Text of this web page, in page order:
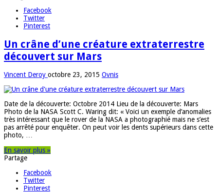
Facebook
Twitter
Pinterest
Un crâne d’une créature extraterrestre
découvert sur Mars
Vincent Deroy octobre 23, 2015 Ovnis
Date de la découverte: Octobre 2014 Lieu de la découverte: Mars
Photo de la NASA Scott C. Waring dit: « Voici un exemple d’anomalies
très intéressant que le rover de la NASA a photographié mais ne s’est
pas arrêté pour enquêter. On peut voir les dents supérieurs dans cette
photo, …
En savoir plus »
Partage
Facebook
Twitter
Pinterest